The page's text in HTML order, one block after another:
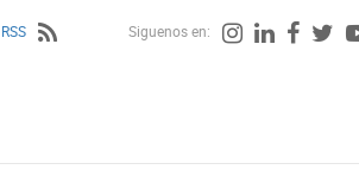
Siguenos en: